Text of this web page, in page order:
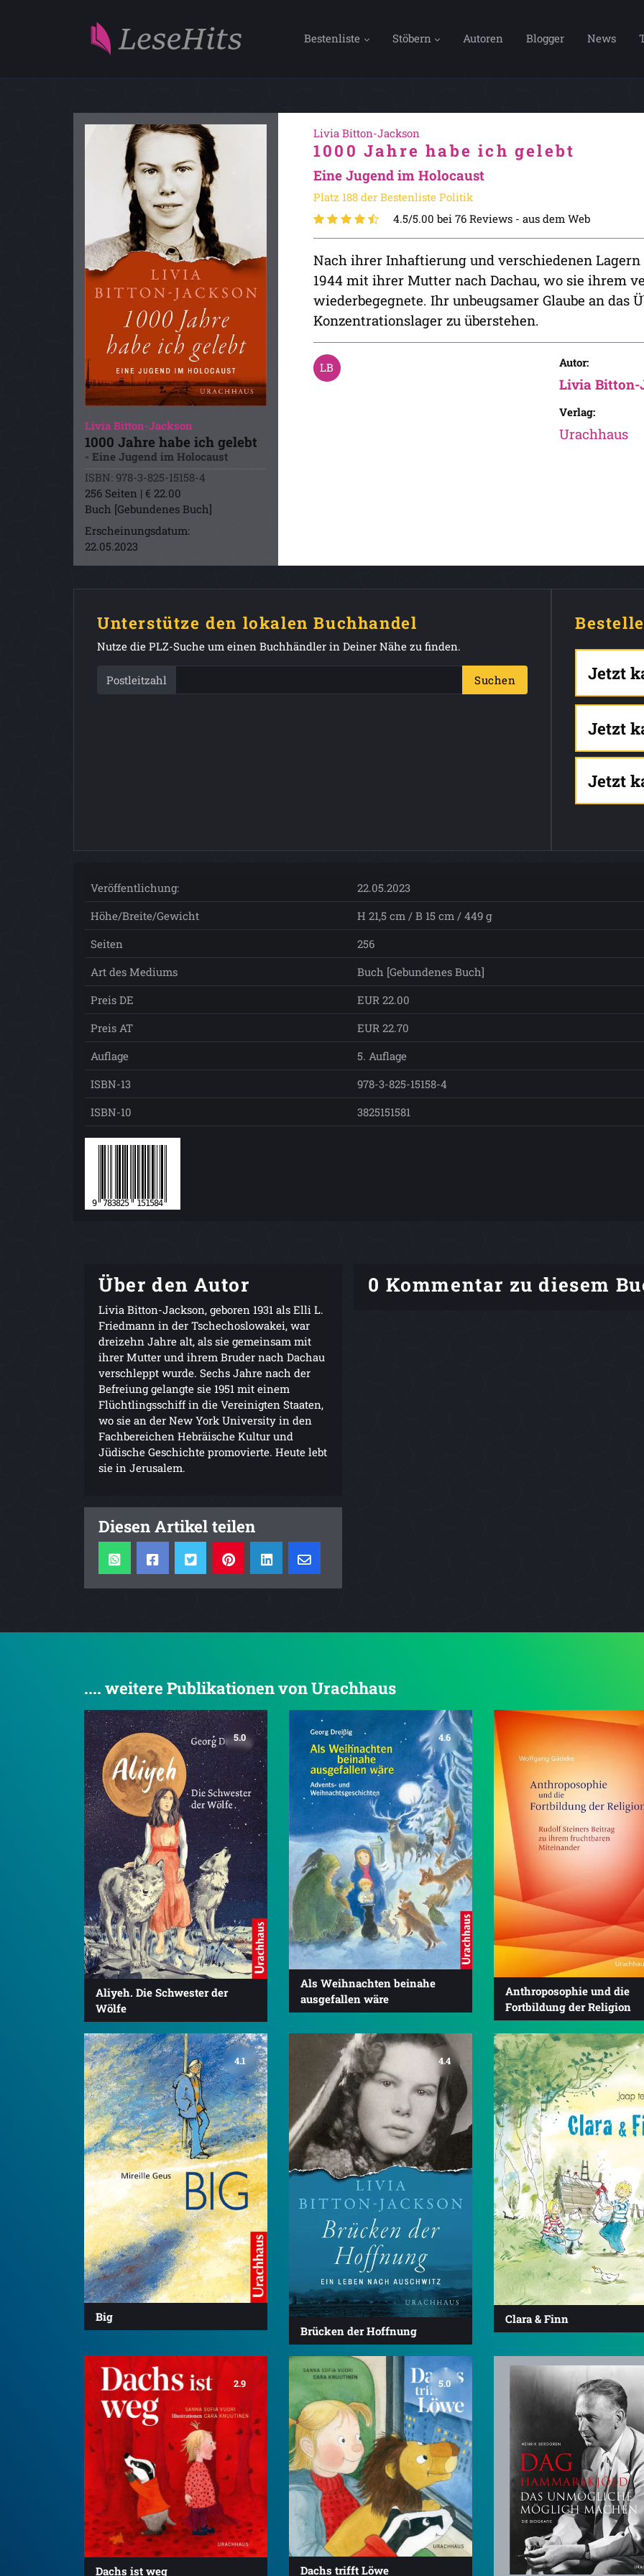
Bestenliste Stöbern Autoren Blogger News
Livia Bitton-Jackson
1000 Jahre habe ich gelebt
- Eine Jugend im Holocaust
ISBN: 978-3-825-15158-4
256 Seiten | € 22.00
Buch [Gebundenes Buch]
Erscheinungsdatum:
22.05.2023
Livia Bitton-Jackson
1000 Jahre habe ich gelebt
Eine Jugend im Holocaust
Platz 188 der Bestenliste Politik
4.5/5.00 bei 76 Reviews - aus dem Web
Nach ihrer Inhaftierung und verschiedenen
1944 mit ihrer Mutter nach Dachau, wo sie ihrem
wiederbegegnete. Ihr unbeugsamer Glaube an das
Konzentrationslager zu überstehen.
Autor:
Livia Bitton-
Verlag:
Urachhaus
Unterstütze den lokalen Buchhandel
Nutze die PLZ-Suche um einen Buchhändler in Deiner Nähe zu finden.
Postleitzahl Suchen Jetzt
Jetzt
Jetzt
Veröffentlichung:
22.05.2023
Höhe/Breite/Gewicht
H 21,5 cm / B 15 cm / 449 g
Seiten
256
Art des Mediums
Buch [Gebundenes Buch]
Preis DE
EUR 22.00
Preis AT
EUR 22.70
Auflage
5. Auflage
ISBN-13
978-3-825-15158-4
ISBN-10
3825151581
Über den Autor
Livia Bitton-Jackson, geboren 1931 als Elli L.
Friedmann in der Tschechoslowakei, war
dreizehn Jahre alt, als sie gemeinsam mit
ihrer Mutter und ihrem Bruder nach Dachau
verschleppt wurde. Sechs Jahre nach der
Befreiung gelangte sie 1951 mit einem
Flüchtlingsschiff in die Vereinigten Staaten,
wo sie an der New York University in den
Fachbereichen Hebräische Kultur und
Jüdische Geschichte promovierte. Heute lebt
sie in Jerusalem.
Diesen Artikel teilen
0 Kommentar zu diesem
.... weitere Publikationen von Urachhaus
5.0
Aliyeh. Die Schwester der
Wölfe
4.6
Als Weihnachten beinahe
ausgefallen wäre
Anthroposophie und die
Fortbildung der Religion
4.1
Big
4.4
Brücken der Hoffnung
Clara & Finn
2.9
Dachs ist weg
5.0
Dachs trifft Löwe